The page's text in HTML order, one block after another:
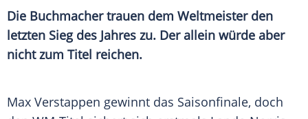
Die Buchmacher trauen dem Weltmeister den
letzten Sieg des Jahres zu. Der allein würde aber
nicht zum Titel reichen.
Max Verstappen gewinnt das Saisonfinale, doch